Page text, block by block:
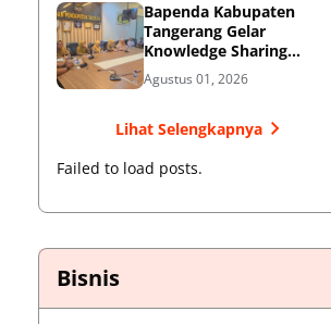
Bapenda Kabupaten
Tangerang Gelar
Knowledge Sharing
"Belajar Dasar AI" dalam
KATALIS P2DD X DIGDAYA
Agustus 01, 2026
Lihat Selengkapnya
Failed to load posts.
Bisnis